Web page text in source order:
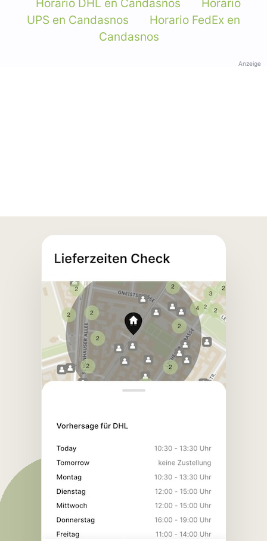
Horario DHL en Candasnos
Horario
UPS en Candasnos
Horario FedEx en
Candasnos
Anzeige